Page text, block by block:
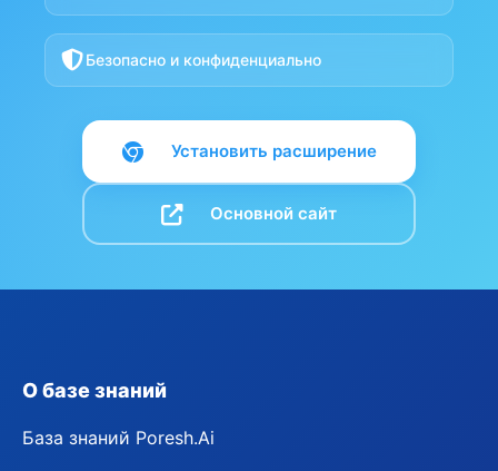
Безопасно и конфиденциально
Установить расширение
Основной сайт
О базе знаний
База знаний Poresh.Ai